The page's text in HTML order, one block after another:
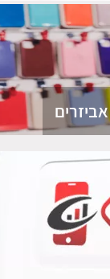
אביזרים